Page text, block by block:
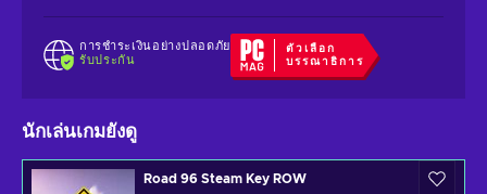
การชำระเงินอย่างปลอดภัย
รับประกัน
ตัวเลือก
บรรณาธิการ
นักเล่นเกมยังดู
Road 96 Steam Key ROW